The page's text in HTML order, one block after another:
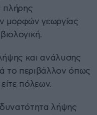
πλήρης
μορφών γεωργίας
και ανάλυσης
το περιβάλλον όπως
πόλεων.
δυνατότητα λήψης